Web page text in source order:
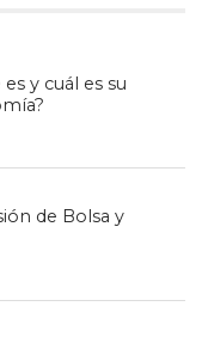
y cuál es su
de Bolsa y